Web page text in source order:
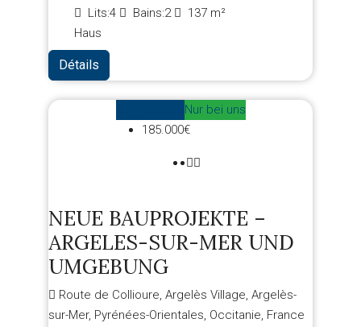
Lits:4 Bains:2 137 m²
Haus
Détails
Nur bei uns
185.000€
NEUE BAUPROJEKTE –
ARGELES-SUR-MER UND
UMGEBUNG
Route de Collioure, Argelès Village, Argelès-
sur-Mer, Pyrénées-Orientales, Occitanie, France